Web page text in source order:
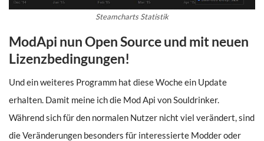
Steamcharts Statistik
ModApi nun Open Source und mit neuen
Lizenzbedingungen!
Und ein weiteres Programm hat diese Woche ein Update
erhalten. Damit meine ich die Mod Api von Souldrinker.
Während sich für den normalen Nutzer nicht viel verändert, sind
die Veränderungen besonders für interessierte Modder oder